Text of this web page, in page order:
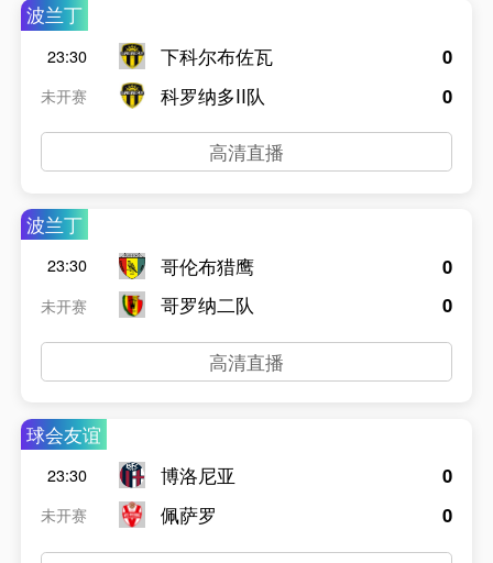
波兰丁
23:30
未开赛
下科尔布佐瓦
科罗纳多II队
0
0
高清直播
波兰丁
23:30
未开赛
哥伦布猎鹰
哥罗纳二队
0
0
高清直播
球会友谊
23:30
未开赛
博洛尼亚
佩萨罗
0
0